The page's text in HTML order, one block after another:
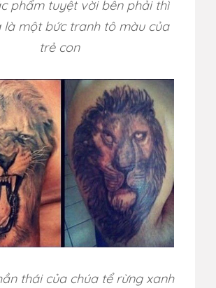
phẩm tuyệt vời bên phải thì
là một bức tranh tô màu của
trẻ con
thái của chúa tể rừng xanh